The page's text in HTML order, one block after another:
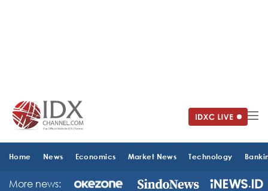
Home News Economics Market News Technology
More news: